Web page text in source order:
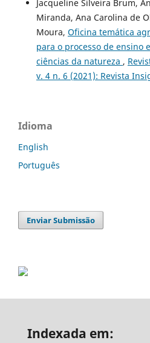
Jacqueline Silveira Brum,
Miranda, Ana Carolina de
Moura, Oficina temática
para o processo de ensino
ciências da natureza ,
v. 4 n. 6 (2021): Revista
Idioma
English
Português
Enviar Submissão
Indexada em: